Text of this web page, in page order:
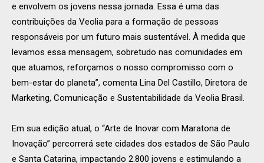
e envolvem os jovens nessa jornada. Essa é uma das
contribuições da Veolia para a formação de pessoas
responsáveis por um futuro mais sustentável. À medida que
levamos essa mensagem, sobretudo nas comunidades em
que atuamos, reforçamos o nosso compromisso com o
bem-estar do planeta”, comenta Lina Del Castillo, Diretora de
Marketing, Comunicação e Sustentabilidade da Veolia Brasil.
Em sua edição atual, o “Arte de Inovar com Maratona de
Inovação” percorrerá sete cidades dos estados de São Paulo
e Santa Catarina, impactando 2.800 jovens e estimulando a